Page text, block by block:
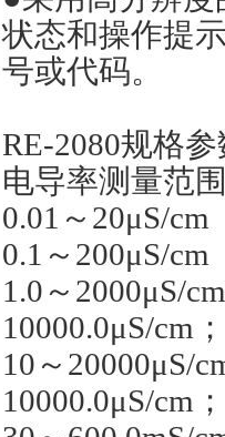
状态和操作提
号或代码。
RE-2080规格
电导率测量范
0.01～20μS/
0.1～200μS/
1.0～2000μS/
10000.0μS/cm；
10～20000μS/
10000.0μS/cm；